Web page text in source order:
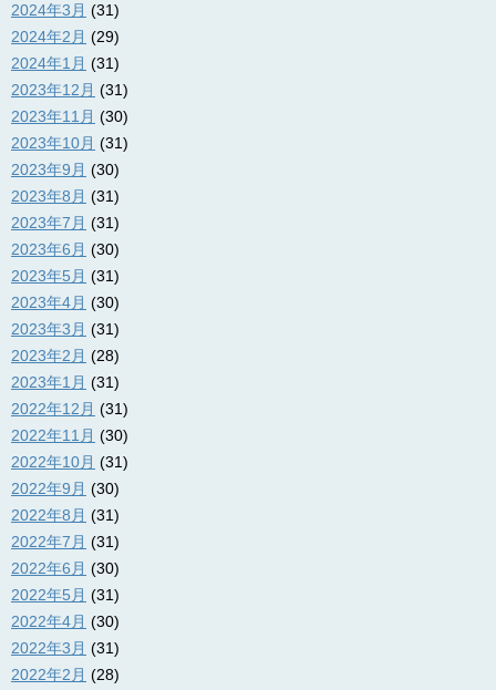
2024年3月 (31)
2024年2月 (29)
2024年1月 (31)
2023年12月 (31)
2023年11月 (30)
2023年10月 (31)
2023年9月 (30)
2023年8月 (31)
2023年7月 (31)
2023年6月 (30)
2023年5月 (31)
2023年4月 (30)
2023年3月 (31)
2023年2月 (28)
2023年1月 (31)
2022年12月 (31)
2022年11月 (30)
2022年10月 (31)
2022年9月 (30)
2022年8月 (31)
2022年7月 (31)
2022年6月 (30)
2022年5月 (31)
2022年4月 (30)
2022年3月 (31)
2022年2月 (28)